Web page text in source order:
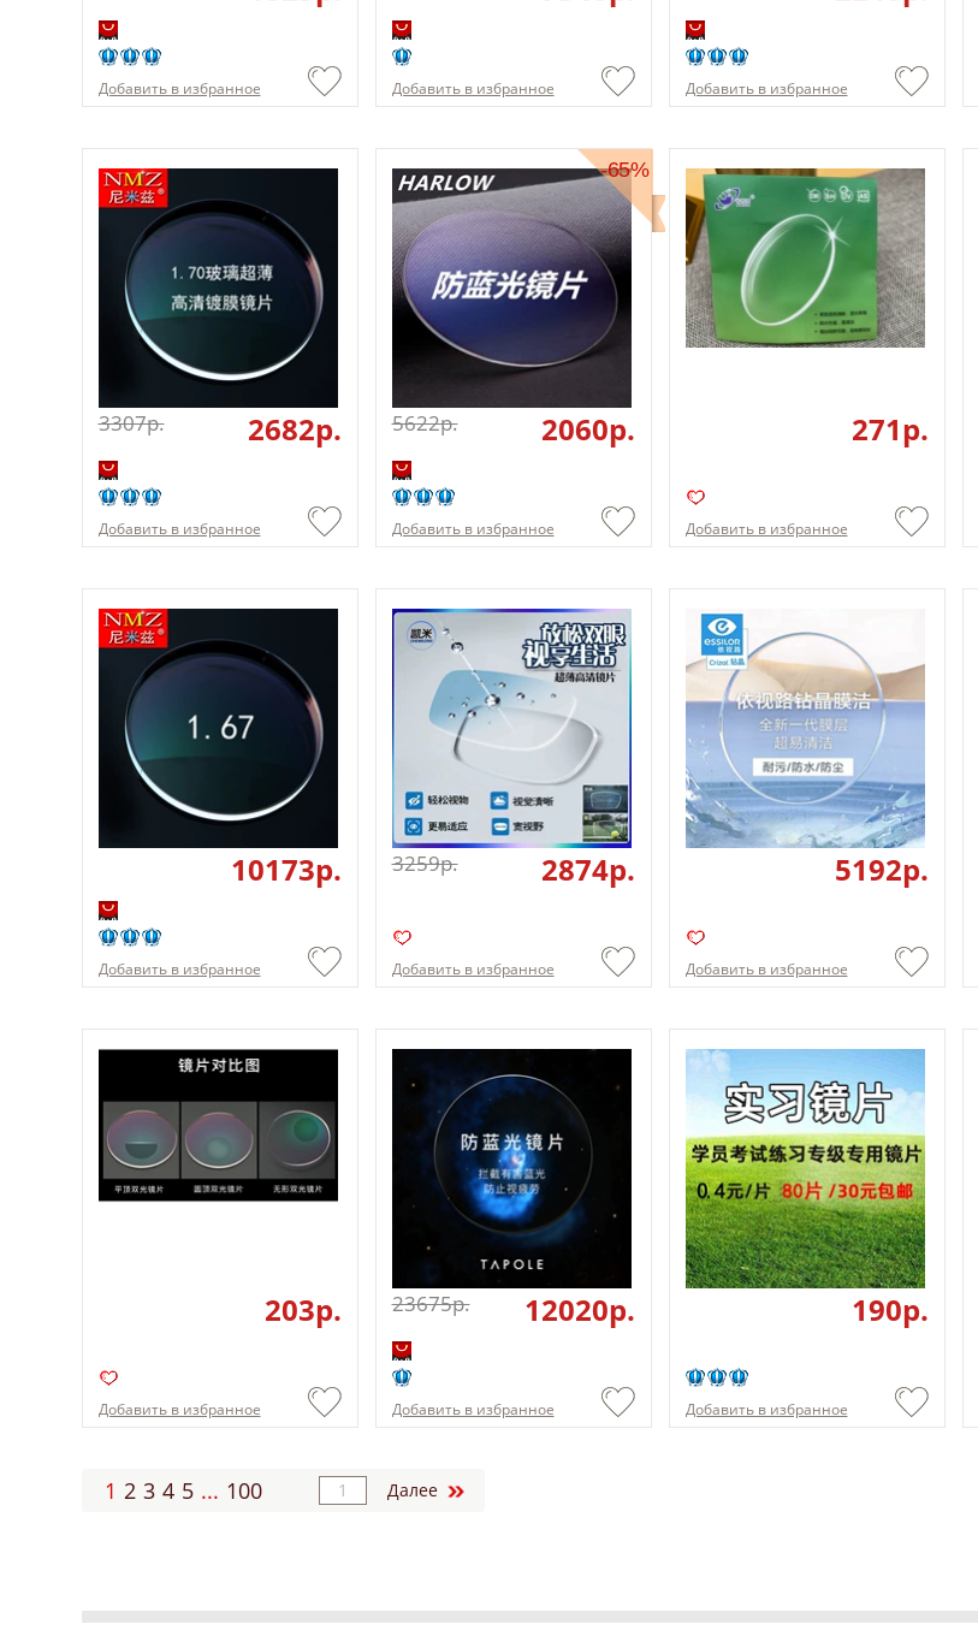
Добавить в избранное Добавить в избранное Добавить в избранное
3307p. 2682p.
Добавить в избранное
-65%
5622p. 2060p.
Добавить в избранное
271p.
Добавить в избранное
10173p.
Добавить в избранное
3259p. 2874p.
Добавить в избранное
5192p.
Добавить в избранное
203p.
Добавить в избранное
23675p. 12020p.
Добавить в избранное
190p.
Добавить в избранное
1 2 3 4 5 ... 100 Далее